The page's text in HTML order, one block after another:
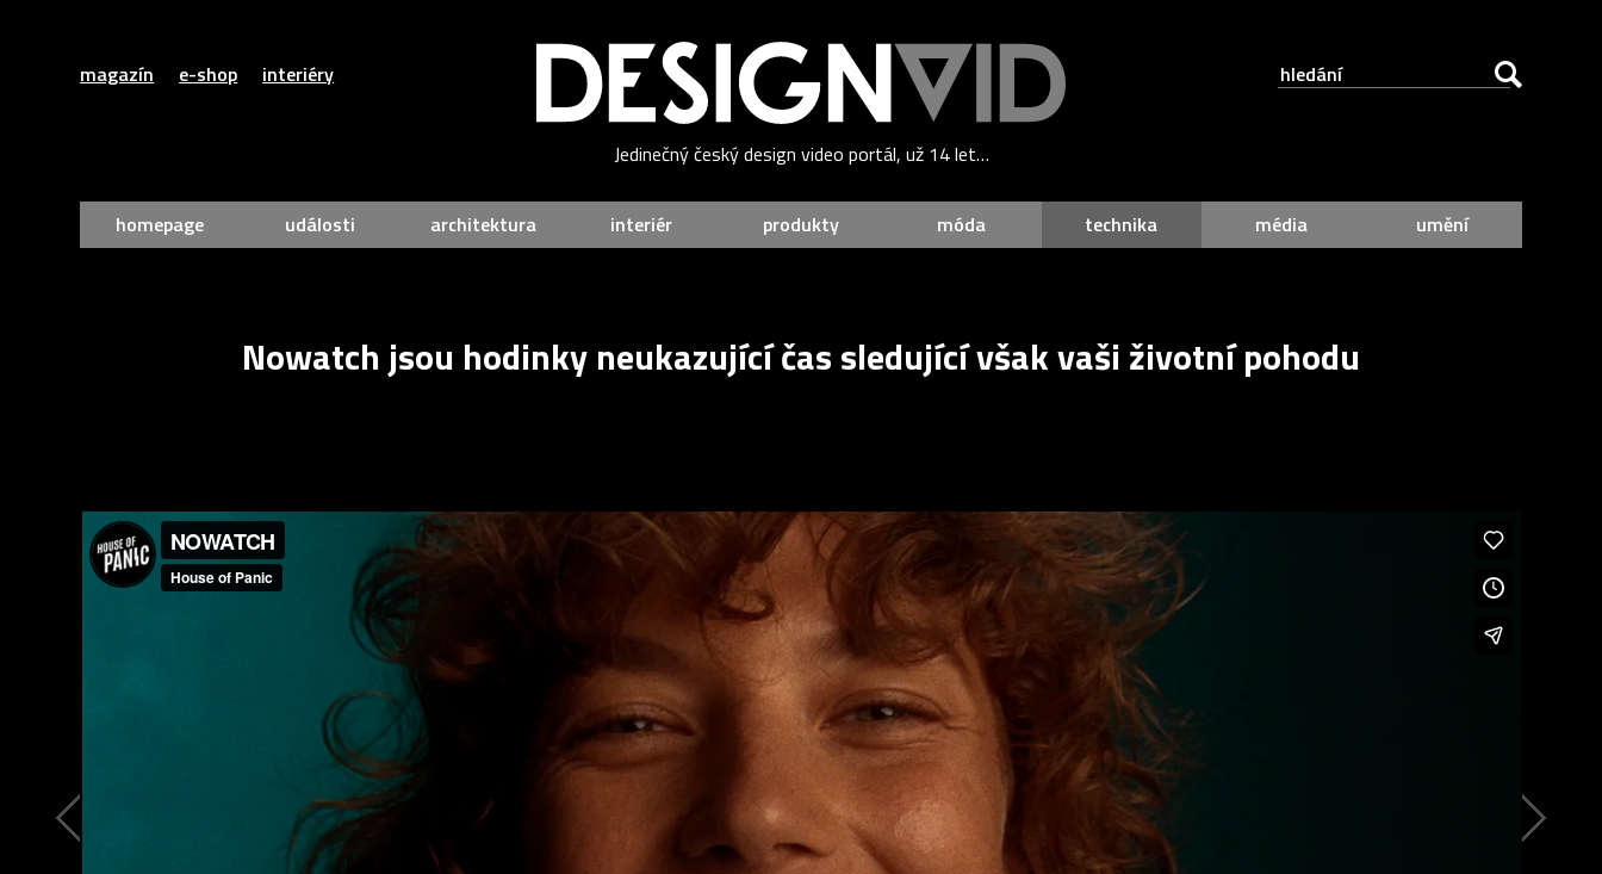
magazín e-shop interiéry
Jedinečný český design video portál, už 14 let…
homepage události architektura interiér produkty móda technika média umění
Nowatch jsou hodinky neukazující čas sledující však vaši životní pohodu